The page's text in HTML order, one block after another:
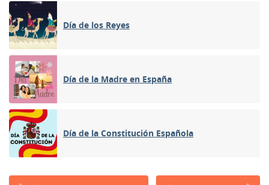
Día de los Reyes
Día de la Madre en España
Día de la Constitución Española